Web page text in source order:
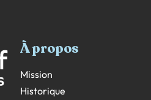
À propos
Mission
Historique